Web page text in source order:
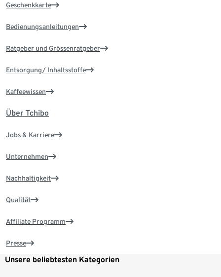
Geschenkkarte
Bedienungsanleitungen
Ratgeber und Grössenratgeber
Entsorgung/ Inhaltsstoffe
Kaffeewissen
Über Tchibo
Jobs & Karriere
Unternehmen
Nachhaltigkeit
Qualität
Affiliate Programm
Presse
Unsere beliebtesten Kategorien